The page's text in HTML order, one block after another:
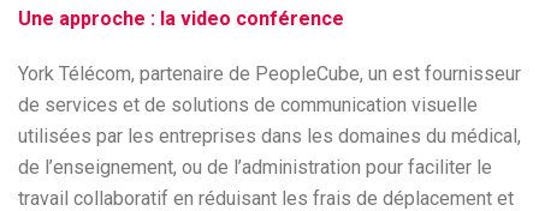
Une approche : la video conférence
York Télécom, partenaire de PeopleCube, un est fournisseur
de services et de solutions de communication visuelle
utilisées par les entreprises dans les domaines du médical,
de l’enseignement, ou de l’administration pour faciliter le
travail collaboratif en réduisant les frais de déplacement et